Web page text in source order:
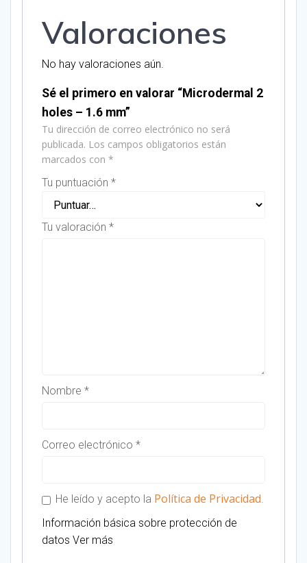
Valoraciones
No hay valoraciones aún.
Sé el primero en valorar “Microdermal 2
holes – 1.6 mm”
Tu dirección de correo electrónico no será
publicada. Los campos obligatorios están
marcados con *
Tu puntuación *
Tu valoración *
Nombre *
Correo electrónico *
He leído y acepto la Política de Privacidad.
Información básica sobre protección de
datos Ver más